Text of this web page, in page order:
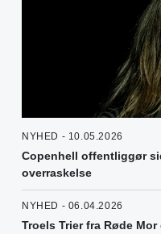
NYHED - 10.05.2026
Copenhell offentliggør
overraskelse
NYHED - 06.04.2026
Troels Trier fra Røde